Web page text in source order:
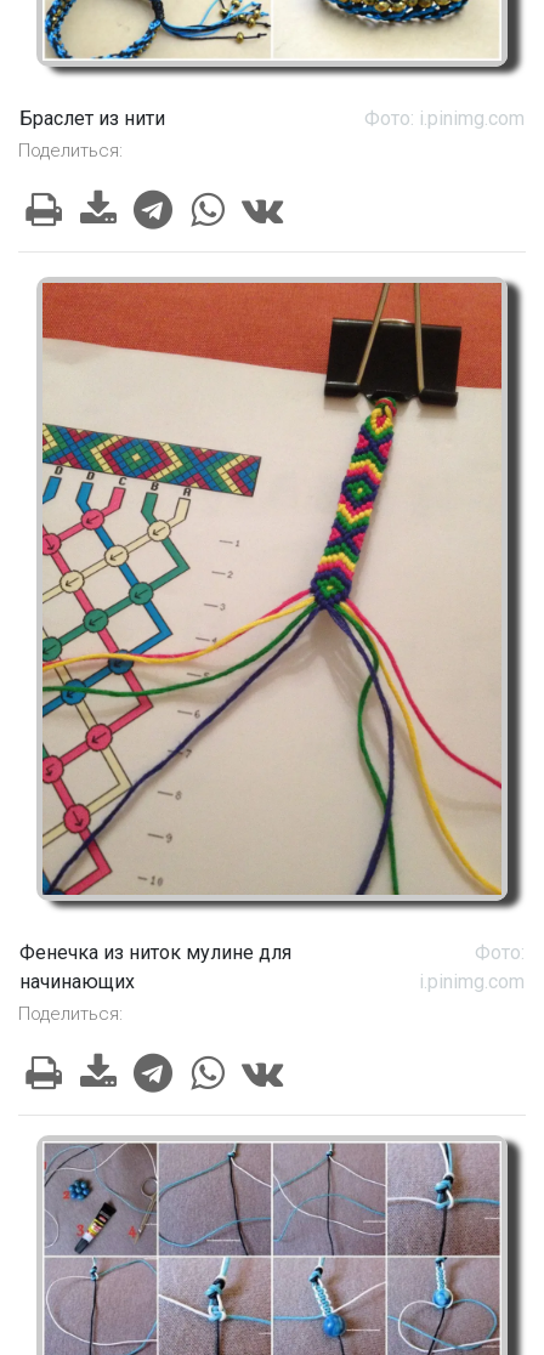
Браслет из нити Фото: i.pinimg.com
Поделиться:
Фенечка из ниток мулине для
начинающих
Фото:
i.pinimg.com
Поделиться: